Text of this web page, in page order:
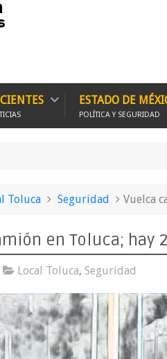
ESTADO DE
POLÍTICA Y SEGURIDAD
Toluca Seguridad Vuelca
en Toluca; hay
Local Toluca, Seguridad